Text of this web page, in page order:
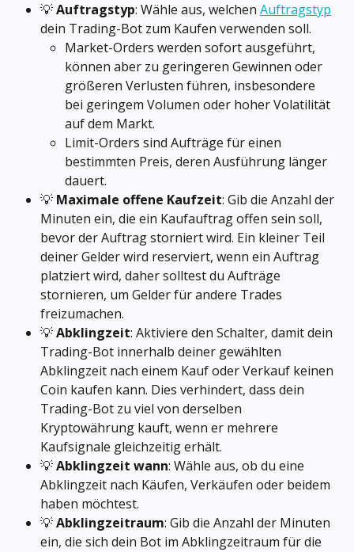
💡 Auftragstyp: Wähle aus, welchen Auftragstyp
dein Trading-Bot zum Kaufen verwenden soll.
Market-Orders werden sofort ausgeführt,
können aber zu geringeren Gewinnen oder
größeren Verlusten führen, insbesondere
bei geringem Volumen oder hoher Volatilität
auf dem Markt.
Limit-Orders sind Aufträge für einen
bestimmten Preis, deren Ausführung länger
dauert.
💡 Maximale offene Kaufzeit: Gib die Anzahl der
Minuten ein, die ein Kaufauftrag offen sein soll,
bevor der Auftrag storniert wird. Ein kleiner Teil
deiner Gelder wird reserviert, wenn ein Auftrag
platziert wird, daher solltest du Aufträge
stornieren, um Gelder für andere Trades
freizumachen.
💡 Abklingzeit: Aktiviere den Schalter, damit dein
Trading-Bot innerhalb deiner gewählten
Abklingzeit nach einem Kauf oder Verkauf keinen
Coin kaufen kann. Dies verhindert, dass dein
Trading-Bot zu viel von derselben
Kryptowährung kauft, wenn er mehrere
Kaufsignale gleichzeitig erhält.
💡 Abklingzeit wann: Wähle aus, ob du eine
Abklingzeit nach Käufen, Verkäufen oder beidem
haben möchtest.
💡 Abklingzeitraum: Gib die Anzahl der Minuten
ein, die sich dein Bot im Abklingzeitraum für die